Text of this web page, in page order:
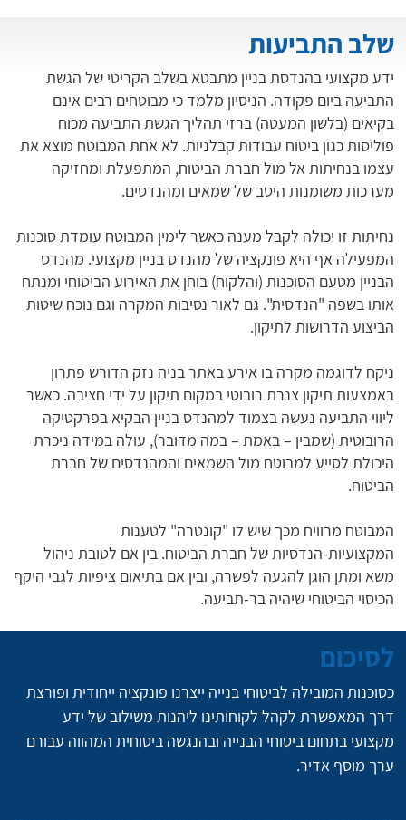
ידע מקצועי בהנדסת בניין מתבטא בשלב הקריטי של הגשת
התביעה ביום פקודה. הניסיון מלמד כי מבוטחים רבים אינם
בקיאים (בלשון המעטה) ברזי תהליך הגשת התביעה מכוח
פוליסות כגון ביטוח עבודות קבלניות. לא אחת המבוטח מוצא את
עצמו בנחיתות אל מול חברת הביטוח, המתפעלת ומחזיקה
מערכות משומנות היטב של שמאים ומהנדסים.
נחיתות זו יכולה לקבל מענה כאשר לימין המבוטח עומדת סוכנות
המפעילה אף היא פונקציה של מהנדס בניין מקצועי. מהנדס
הבניין מטעם הסוכנות (והלקוח) בוחן את האירוע הביטוחי ומנתח
אותו בשפה "הנדסית". גם לאור נסיבות המקרה וגם נוכח שיטות
הביצוע הדרושות לתיקון.
ניקח לדוגמה מקרה בו אירע באתר בניה נזק הדורש פתרון
באמצעות תיקון צנרת רובוטי במקום תיקון על ידי חציבה. כאשר
ליווי התביעה נעשה בצמוד למהנדס בניין הבקיא בפרקטיקה
הרובוטית (שמבין – באמת – במה מדובר), עולה במידה ניכרת
היכולת לסייע למבוטח מול השמאים והמהנדסים של חברת
הביטוח.
המבוטח מרוויח מכך שיש לו "קונטרה" לטענות
המקצועיות-הנדסיות של חברת הביטוח. בין אם לטובת ניהול
משא ומתן הוגן להגעה לפשרה, ובין אם בתיאום ציפיות לגבי היקף
הכיסוי הביטוחי שיהיה בר-תביעה.
שלב התביעות
לסיכום
כסוכנות המובילה לביטוחי בנייה ייצרנו פונקציה ייחודית ופורצת
דרך המאפשרת לקהל לקוחותינו ליהנות משילוב של ידע
מקצועי בתחום ביטוחי הבנייה ובהנגשה ביטוחית המהווה עבורם
ערך מוסף אדיר.